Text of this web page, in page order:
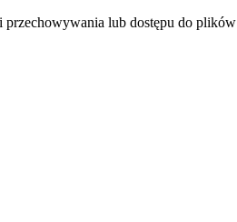
przechowywania lub dostępu do plików